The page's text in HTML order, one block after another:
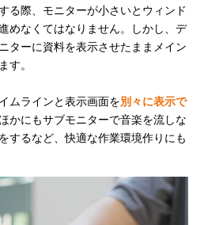
る際、モニターが小さいとウィンド
めなくてはなりません。しかし、デ
ターに資料を表示させたままメイン
す。
ムラインと表示画面を別々に表示で
かにもサブモニターで音楽を流しな
するなど、快適な作業環境作りにも